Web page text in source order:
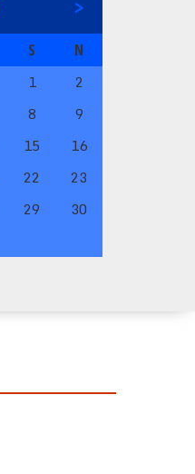
>
S N
1
2
8
9
15
16
22
23
29
30